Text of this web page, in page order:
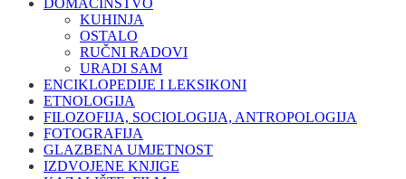
DOMAĆINSTVO
KUHINJA
OSTALO
RUČNI RADOVI
URADI SAM
ENCIKLOPEDIJE I LEKSIKONI
ETNOLOGIJA
FILOZOFIJA, SOCIOLOGIJA, ANTROPOLOGIJA
FOTOGRAFIJA
GLAZBENA UMJETNOST
IZDVOJENE KNJIGE